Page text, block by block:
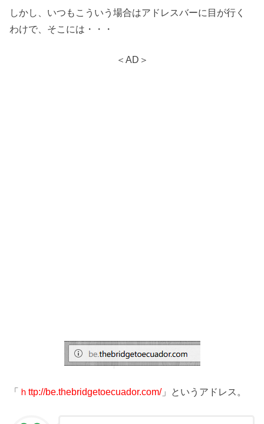
しかし、いつもこういう場合はアドレスバーに目が行く
わけで、そこには・・・
＜AD＞
「 ｈttp://be.thebridgetoecuador.com/」というアドレス。